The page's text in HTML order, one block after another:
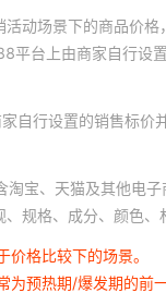
活动场景下的商品价
平台上由商家自行设
自行设置的销售标价
淘宝、天猫及其他电
规格、成分、颜色
价格比较下的场景。
为预热期/爆发期的前